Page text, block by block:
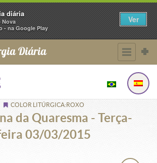
diária
Nova
- na Google Play
Ver
Diária
COLOR LITÚRGICA:ROXO
da Quaresma - Terça-
03/03/2015